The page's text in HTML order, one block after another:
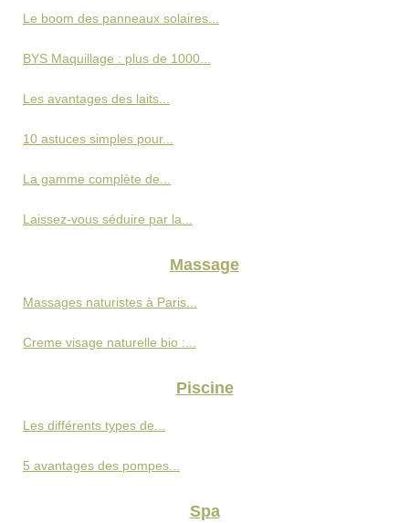
Le boom des panneaux solaires...
BYS Maquillage : plus de 1000...
Les avantages des laits...
10 astuces simples pour...
La gamme complète de...
Laissez-vous séduire par la...
Massage
Massages naturistes à Paris...
Creme visage naturelle bio :...
Piscine
Les différents types de...
5 avantages des pompes...
Spa